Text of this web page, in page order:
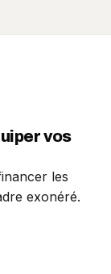
vos
les
exonéré.